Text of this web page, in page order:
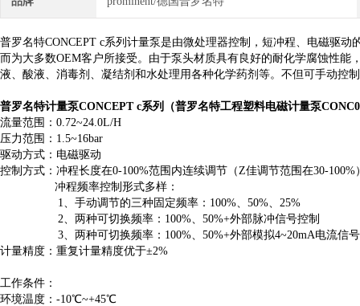
普罗名特CONCEPT c系列计量泵是由微处理器控制，短冲程、电磁驱
而为大多数OEM客户所接受。由于泵头材质具有良好的耐化学腐蚀性
液、酸液、消毒剂、凝结剂和水处理用各种化学药剂等。不但可手动控
普罗名特计量泵CONCEPT c系列（普罗名特工程塑料电磁计量泵
流量范围：0.72~24.0L/H
压力范围：1.5~16bar
驱动方式：电磁驱动
控制方式：冲程长度在0-100%范围内连续调节（Z佳调节范围在30-100%
冲程频率控制形式多样：
1、手动调节的三种固定频率：100%、50%、25%
2、两种可切换频率：100%、50%+外部脉冲信号控制
3、两种可切换频率：100%、50%+外部模拟4~20mA电流信号
计量精度：重复计量精度优于±2%
工作条件：
环境温度：-10℃~+45℃